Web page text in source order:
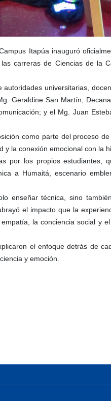
Itapúa inauguró
carreras de Ciencias de la
universitarias,
Geraldine San Martín,
y el Mg. Juan
como parte del proceso
la conexión emocional con la
por los propios estudiantes,
a Humaitá, escenario
enseñar técnica, sino
el impacto que la
la conciencia social y
el enfoque detrás de
y emoción.